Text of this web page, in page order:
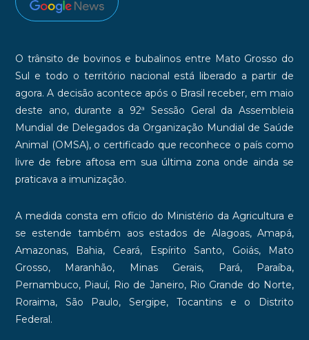
O trânsito de bovinos e bubalinos entre Mato Grosso do
Sul e todo o território nacional está liberado a partir de
agora. A decisão acontece após o Brasil receber, em maio
deste ano, durante a 92ª Sessão Geral da Assembleia
Mundial de Delegados da Organização Mundial de Saúde
Animal (OMSA), o certificado que reconhece o país como
livre de febre aftosa em sua última zona onde ainda se
praticava a imunização.
A medida consta em ofício do Ministério da Agricultura e
se estende também aos estados de Alagoas, Amapá,
Amazonas, Bahia, Ceará, Espírito Santo, Goiás, Mato
Grosso, Maranhão, Minas Gerais, Pará, Paraíba,
Pernambuco, Piauí, Rio de Janeiro, Rio Grande do Norte,
Roraima, São Paulo, Sergipe, Tocantins e o Distrito
Federal.